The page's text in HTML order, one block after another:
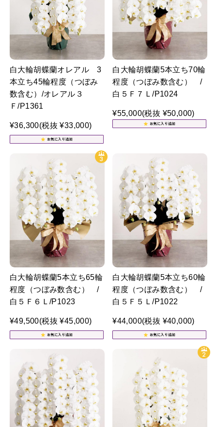
白大輪胡蝶蘭オレアル 3
本立ち45輪程度（つぼみ
数含む）/オレアル３
Ｆ/P1361
¥36,300(税抜 ¥33,000)
白大輪胡蝶蘭5本立ち70輪
程度（つぼみ数含む） /
白５Ｆ７Ｌ/P1024
¥55,000(税抜 ¥50,000)
白大輪胡蝶蘭5本立ち65輪
程度（つぼみ数含む） /
白５Ｆ６Ｌ/P1023
¥49,500(税抜 ¥45,000)
白大輪胡蝶蘭5本立ち60輪
程度（つぼみ数含む） /
白５Ｆ５Ｌ/P1022
¥44,000(税抜 ¥40,000)